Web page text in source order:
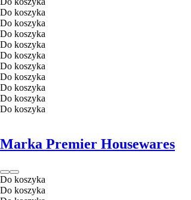
Do koszyka
Do koszyka
Do koszyka
Do koszyka
Do koszyka
Do koszyka
Do koszyka
Do koszyka
Do koszyka
Do koszyka
Marka Premier Housewares
Do koszyka
Do koszyka